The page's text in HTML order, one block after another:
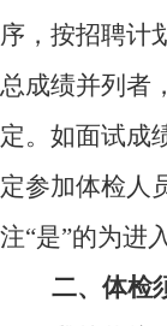
序，按招聘计
总成绩并列者
定。如面试成
定参加体检人
注“是”的为进
二、体检